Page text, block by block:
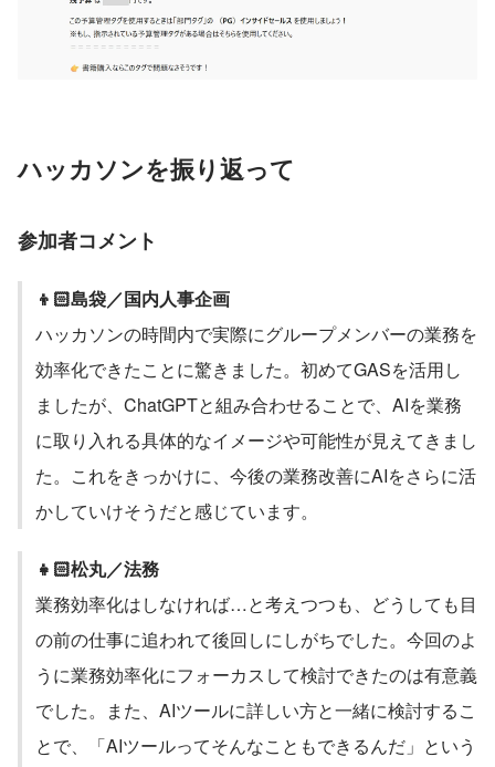
ハッカソンを振り返って
参加者コメント
👦🏻島袋／国内人事企画
ハッカソンの時間内で実際にグループメンバーの業務を
効率化できたことに驚きました。初めてGASを活用し
ましたが、ChatGPTと組み合わせることで、AIを業務
に取り入れる具体的なイメージや可能性が見えてきまし
た。これをきっかけに、今後の業務改善にAIをさらに活
かしていけそうだと感じています。
👧🏻松丸／法務
業務効率化はしなければ…と考えつつも、どうしても目
の前の仕事に追われて後回しにしがちでした。今回のよ
うに業務効率化にフォーカスして検討できたのは有意義
でした。また、AIツールに詳しい方と一緒に検討するこ
とで、「AIツールってそんなこともできるんだ」という